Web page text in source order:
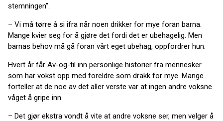
stemningen”.
– Vi må tørre å si ifra når noen drikker for mye foran barna.
Mange kvier seg for å gjøre det fordi det er ubehagelig. Men
barnas behov må gå foran vårt eget ubehag, oppfordrer hun.
Hvert år får Av-og-til inn personlige historier fra mennesker
som har vokst opp med foreldre som drakk for mye. Mange
forteller at de noe av det aller verste var at ingen andre voksne
våget å gripe inn.
– Det gjør ekstra vondt å vite at andre voksne ser, men velger å